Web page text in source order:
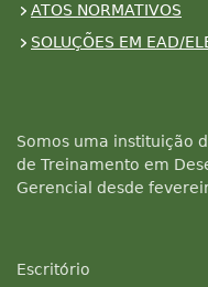
ATOS NORMATIVOS
SOLUÇÕES EM EAD/
Somos uma instituição
de Treinamento em
Gerencial desde
Escritório